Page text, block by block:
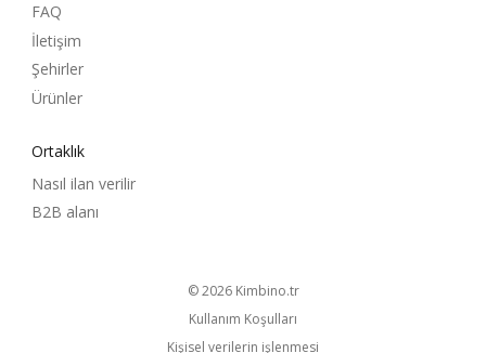
FAQ
İletişim
Şehirler
Ürünler
Ortaklık
Nasıl ilan verilir
B2B alanı
© 2026 kimbino.tr
Kullanım Koşulları
Kişisel verilerin işlenmesi